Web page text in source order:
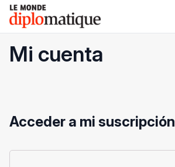
Skip
content
Le monde diplomatique
Mi cuenta
Acceder a mi suscripción